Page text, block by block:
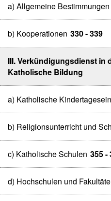
a) Allgemeine Bestimmungen
b) Kooperationen 330 - 339
III. Verkündigungsdienst in
Katholische Bildung
a) Katholische
b) Religionsunterricht und
c) Katholische Schulen 355 -
d) Hochschulen und